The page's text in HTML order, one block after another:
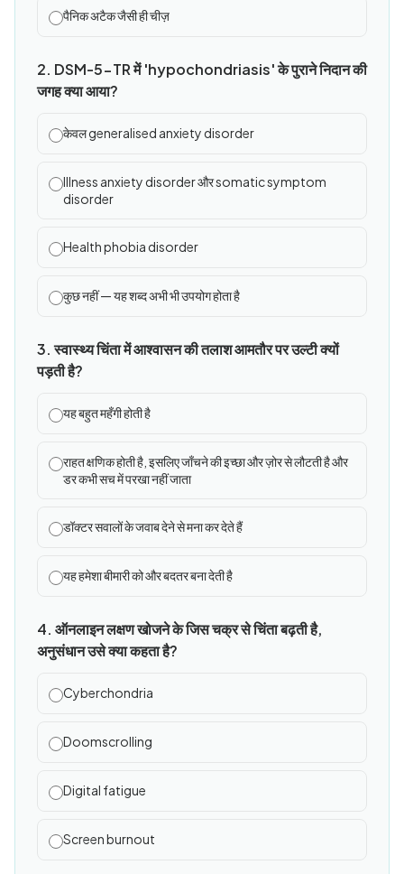
पैनिक अटैक जैसी ही चीज़
2. DSM-5-TR में 'hypochondriasis' के पुराने निदान की
जगह क्या आया?
केवल generalised anxiety disorder
Illness anxiety disorder और somatic symptom
disorder
Health phobia disorder
कुछ नहीं — यह शब्द अभी भी उपयोग होता है
3. स्वास्थ्य चिंता में आश्वासन की तलाश आमतौर पर उल्टी क्यों
पड़ती है?
यह बहुत महँगी होती है
राहत क्षणिक होती है, इसलिए जाँचने की इच्छा और ज़ोर से लौटती है और
डर कभी सच में परखा नहीं जाता
डॉक्टर सवालों के जवाब देने से मना कर देते हैं
यह हमेशा बीमारी को और बदतर बना देती है
4. ऑनलाइन लक्षण खोजने के जिस चक्र से चिंता बढ़ती है,
अनुसंधान उसे क्या कहता है?
Cyberchondria
Doomscrolling
Digital fatigue
Screen burnout